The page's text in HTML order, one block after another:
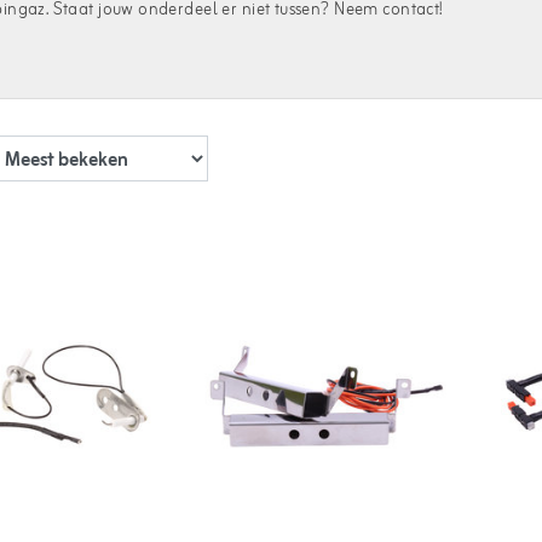
Staat jouw onderdeel er niet tussen? Neem contact!